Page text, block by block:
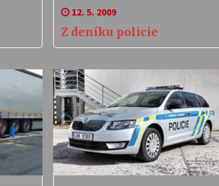
12. 5. 2009
Z deníku policie